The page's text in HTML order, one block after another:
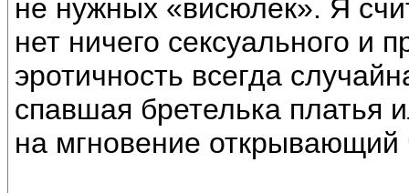
не нужных «висюлек». Я
нет ничего сексуального и
эротичность всегда
спавшая бретелька платья
на мгновение открывающий